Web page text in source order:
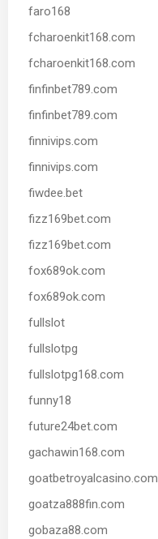
faro168
fcharoenkit168.com
fcharoenkit168.com
finfinbet789.com
finfinbet789.com
finnivips.com
finnivips.com
fiwdee.bet
fizz169bet.com
fizz169bet.com
fox689ok.com
fox689ok.com
fullslot
fullslotpg
fullslotpg168.com
funny18
future24bet.com
gachawin168.com
goatbetroyalcasino.com
goatza888fin.com
gobaza88.com